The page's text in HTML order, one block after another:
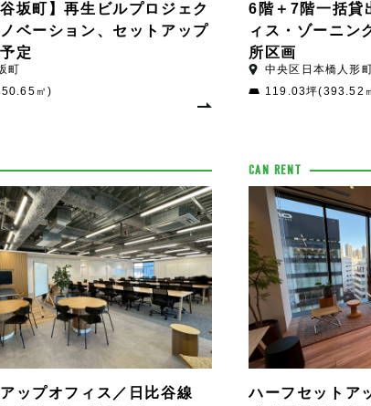
谷坂町】再生ビルプロジェク
ノベーション、セットアップ
定
町
㎡)
6階＋7階一括貸
ィス・ゾーニン
所区画
中央区日本橋人形
119.03坪(393.52
ップオフィス／日比谷線
CAN RENT
ハーフセットア